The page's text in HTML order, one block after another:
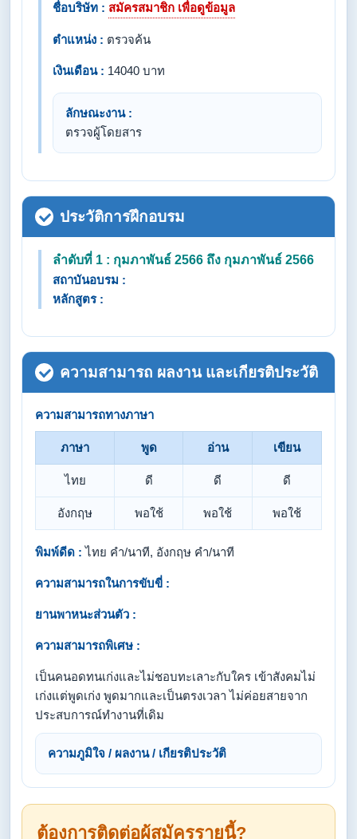
ชื่อบริษัท : สมัครสมาชิก เพื่อดูข้อมูล
ตำแหน่ง : ตรวจค้น
เงินเดือน : 14040 บาท
ลักษณะงาน :
ตรวจผู้โดยสาร
ประวัติการฝึกอบรม
ลำดับที่ 1 : กุมภาพันธ์ 2566 ถึง กุมภาพันธ์ 2566
สถาบันอบรม :
หลักสูตร :
ความสามารถ ผลงาน และเกียรติประวัติ
ความสามารถทางภาษา
ภาษา พูด อ่าน เขียน
ไทย ดี ดี ดี
อังกฤษ พอใช้ พอใช้ พอใช้
พิมพ์ดีด : ไทย คำ/นาที, อังกฤษ คำ/นาที
ความสามารถในการขับขี่ :
ยานพาหนะส่วนตัว :
ความสามารถพิเศษ :
เป็นคนอดทนเก่งและไม่ชอบทะเลาะกับใคร เข้าสังคมไม่
เก่งแต่พูดเก่ง พูดมากและเป็นตรงเวลา ไม่ค่อยสายจาก
ประสบการณ์ทำงานที่เดิม
ความภูมิใจ / ผลงาน / เกียรติประวัติ
ต้องการติดต่อผู้สมัครรายนี้?